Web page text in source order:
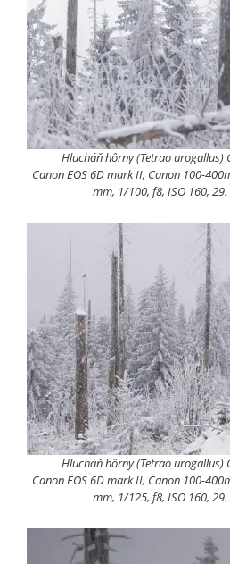
Hlucháň hôrny (Tetrao urogallus)
Canon EOS 6D mark II, Canon 100-
mm, 1/100, f8, ISO 160,
Hlucháň hôrny (Tetrao urogallus)
Canon EOS 6D mark II, Canon 100-
mm, 1/125, f8, ISO 160,